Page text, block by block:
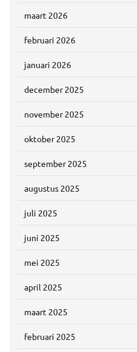
maart 2026
februari 2026
januari 2026
december 2025
november 2025
oktober 2025
september 2025
augustus 2025
juli 2025
juni 2025
mei 2025
april 2025
maart 2025
februari 2025